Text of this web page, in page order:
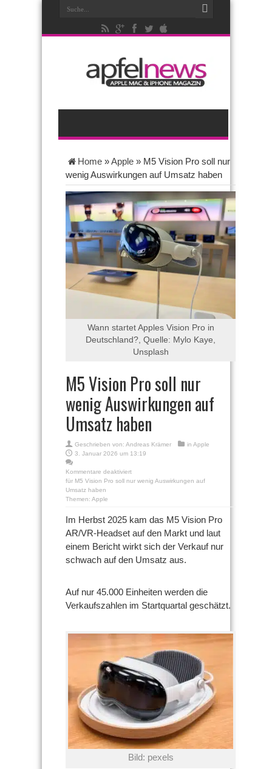
Home »Apple » M5 Vision Pro soll nur
wenig Auswirkungen auf Umsatz haben
Wann startet Apples Vision Pro in
Deutschland?, Quelle: Mylo Kaye,
Unsplash
M5 Vision Pro soll nur
wenig Auswirkungen auf
Umsatz haben
Geschrieben von: Andreas Krämer in Apple
3. Januar 2026 um 13:19
Kommentare deaktiviert
für M5 Vision Pro soll nur wenig Auswirkungen auf
Umsatz haben
Themen: Apple
Im Herbst 2025 kam das M5 Vision Pro
AR/VR-Headset auf den Markt und laut
einem Bericht wirkt sich der Verkauf nur
schwach auf den Umsatz aus.
Auf nur 45.000 Einheiten werden die
Verkaufszahlen im Startquartal geschätzt.
Bild: pexels